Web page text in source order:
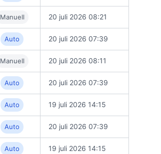
Manuell 20 juli 2026 08:21
Auto 20 juli 2026 07:39
Manuell 20 juli 2026 08:11
Auto 20 juli 2026 07:39
Auto 19 juli 2026 14:15
Auto 20 juli 2026 07:39
Auto 19 juli 2026 14:15